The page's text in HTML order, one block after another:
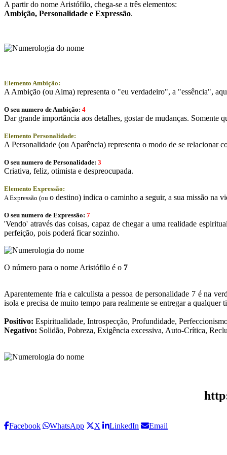
A partir do nome Aristófilo, chega-se a três elementos:
Ambição, Personalidade e Expressão.
Elemento Ambição:
A Ambição (ou Alma) representa o "eu verdadeiro", a "essência",
O seu numero de Ambição: 4
Dar grande importância aos detalhes, gostar de mudanças. Somente
Elemento Personalidade:
A Personalidade (ou Aparência) representa o modo de se relacionar
O seu numero de Personalidade: 3
Criativa, feliz, otimista e despreocupada.
Elemento Expressão:
A Expressão (ou o destino) indica o caminho a seguir, a sua missão na
O seu numero de Expressão: 7
'Vendo' através das coisas, capaz de chegar a uma realidade
perfeição, pois poderá ficar sozinho.
O número para o nome Aristófilo é o 7
Aparentemente fria e calculista a pessoa de personalidade 7 é na
isola e precisa de muito tempo para realmente se entregar a
Positivo: Espiritualidade, Introspecção, Profundidade,
Negativo: Solidão, Pobreza, Exigência excessiva, Auto-Crítica,
Facebook WhatsApp X LinkedIn Email